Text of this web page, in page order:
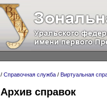
/ Справочная служба / Виртуальная
Архив справок